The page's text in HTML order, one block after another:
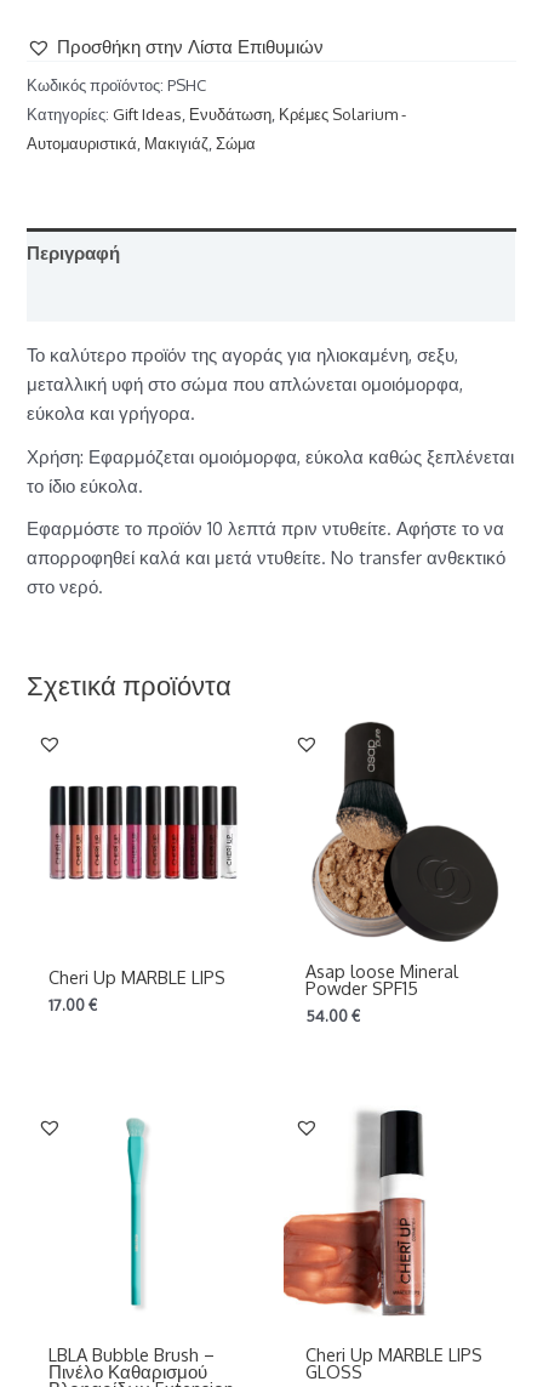
Προσθήκη στην Λίστα Επιθυμιών
Κωδικός προϊόντος:PSHC
Κατηγορίες: Gift Ideas Ενυδάτωση Κρέμες Solarium -
Αυτομαυριστικά Μακιγιάζ ,Σώμα
Περιγραφή
Το καλύτερο προϊόν της αγοράς για ηλιοκαμένη, σεξυ,
μεταλλική υφή στο σώμα που απλώνεται ομοιόμορφα,
εύκολα και γρήγορα.
Χρήση: Εφαρμόζεται ομοιόμορφα, εύκολα καθώς ξεπλένεται
το ίδιο εύκολα.
Εφαρμόστε το προϊόν 10 λεπτά πριν ντυθείτε. Αφήστε το να
απορροφηθεί καλά και μετά ντυθείτε. No transfer ανθεκτικό
στο νερό.
Σχετικά προϊόντα
Cheri Up MARBLE LIPS
17.00€
Asap loose Mineral
Powder SPF15
54.00€
LBLA Bubble Brush –
Πινέλο Καθαρισμού
Cheri Up MARBLE LIPS
GLOSS